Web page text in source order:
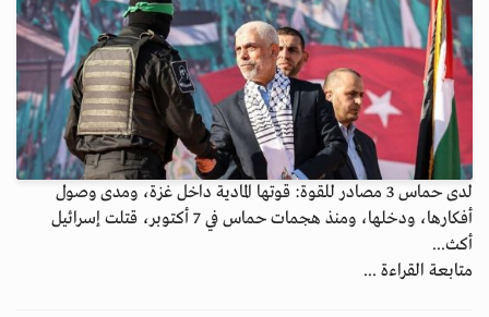
لدى حماس 3 مصادر للقوة: قوتها المادية داخل غزة، ومدى وصول
أفكارها، ودخلها، ومنذ هجمات حماس في 7 أكتوبر، قتلت إسرائيل
أكث...
متابعة القراءة ...